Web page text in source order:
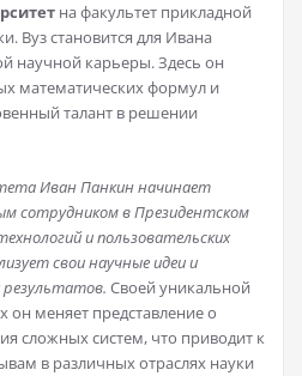
на факультет прикладной
Вуз становится для Ивана
научной карьеры. Здесь он
математических формул и
талант в решении
Иван Панкин начинает
сотрудником в Президентском
и пользовательских
свои научные идеи и
Своей уникальной
он меняет представление о
сложных систем, что приводит к
в различных отраслях науки